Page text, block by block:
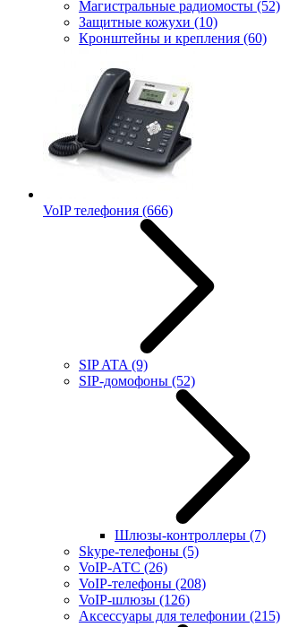
Магистральные радиомосты (52)
Защитные кожухи (10)
Кронштейны и крепления (60)
VoIP телефония (666)
SIP ATA (9)
SIP-домофоны (52)
Шлюзы-контроллеры (7)
Skype-телефоны (5)
VoIP-АТС (26)
VoIP-телефоны (208)
VoIP-шлюзы (126)
Аксессуары для телефонии (215)